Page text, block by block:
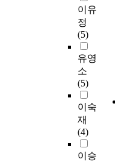
이유
정
(5)
유영
소
(5)
이숙
재
(4)
이승